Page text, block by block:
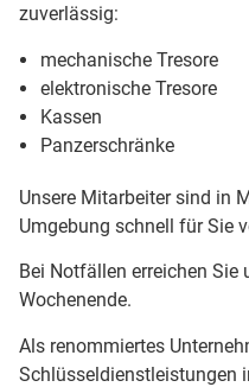
zuverlässig:
mechanische Tresore
elektronische Tresore
Kassen
Panzerschränke
Unsere Mitarbeiter sind in
Umgebung schnell für Sie
Bei Notfällen erreichen
Wochenende.
Als renommiertes
Schlüsseldienstleistungen